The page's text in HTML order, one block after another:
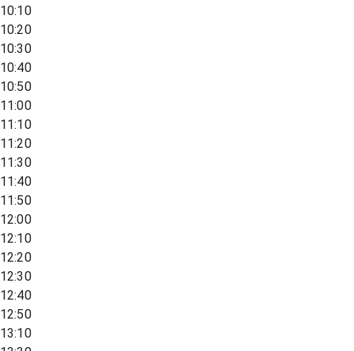
10:10
10:20
10:30
10:40
10:50
11:00
11:10
11:20
11:30
11:40
11:50
12:00
12:10
12:20
12:30
12:40
12:50
13:10